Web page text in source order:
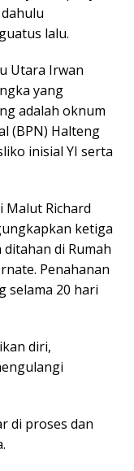
lalu.
Utara Irwan
yang
adalah oknum
(BPN) Halteng
inisial YI serta
Malut Richard
ketiga
di Rumah
Penahanan
selama 20 hari
diri,
di proses dan